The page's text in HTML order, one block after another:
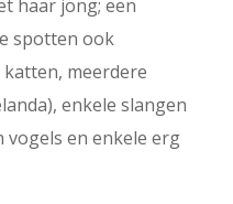
haar jong; een
spotten ook
meerdere
enkele slangen
vogels en enkele erg